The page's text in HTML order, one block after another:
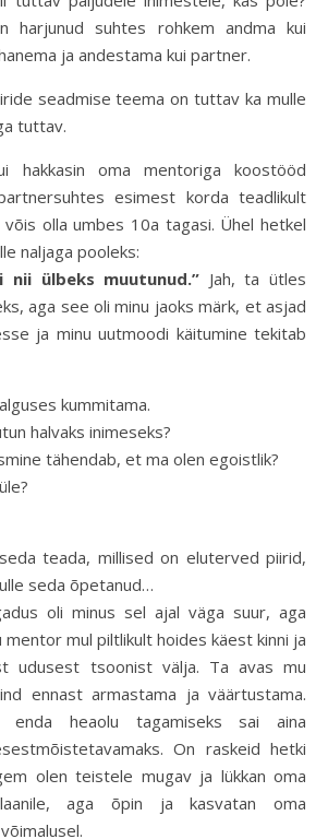
harjunud suhtes rohkem andma kui
ja andestama kui partner.
seadmise teema on tuttav ka mulle
tuttav.
hakkasin oma mentoriga koostööd
esimest korda teadlikult
olla umbes 10a tagasi. Ühel hetkel
naljaga pooleks:
nii ülbeks muutunud.” Jah, ta ütles
aga see oli minu jaoks märk, et asjad
ja minu uutmoodi käitumine tekitab
kummitama.
halvaks inimeseks?
tähendab, et ma olen egoistlik?
teada, millised on eluterved piirid,
seda õpetanud…
oli minus sel ajal väga suur, aga
mentor mul piltlikult hoides käest kinni ja
udusest tsoonist välja. Ta avas mu
ennast armastama ja väärtustama.
enda heaolu tagamiseks sai aina
On raskeid hetki
olen teistele mugav ja lükkan oma
aga õpin ja kasvatan oma